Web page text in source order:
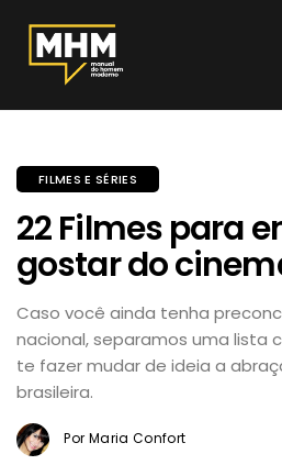
FILMES E SÉRIES
22 Filmes para
gostar do
Caso você ainda tenha
nacional, separamos uma lista
te fazer mudar de ideia a
brasileira.
Por Maria Confort